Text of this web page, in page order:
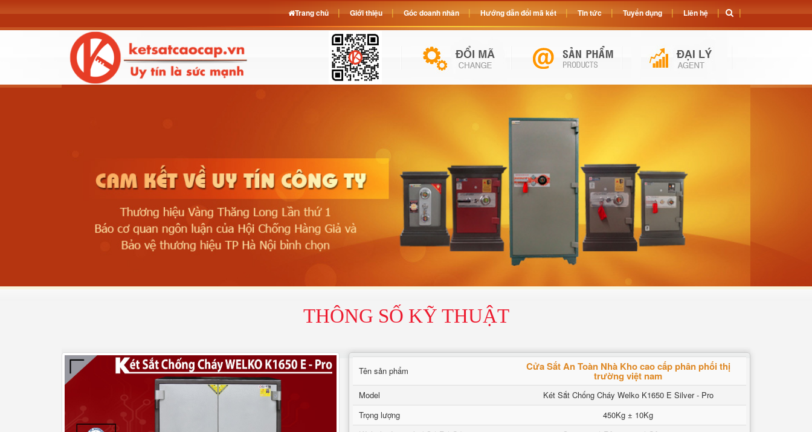
THÔNG SỐ KỸ THUẬT
Tên sản phẩm Cửa Sắt An Toàn Nhà Kho cao cấp phân phối thị
trường việt nam
Model
Két Sắt Chống Cháy Welko K1650 E Silver - Pro
Trọng lượng
450Kg ± 10Kg
Trang chủ Giới thiệu Góc doanh nhân Hướng dẫn đổi mã két Tin tức Tuyển dụng Liên hệ